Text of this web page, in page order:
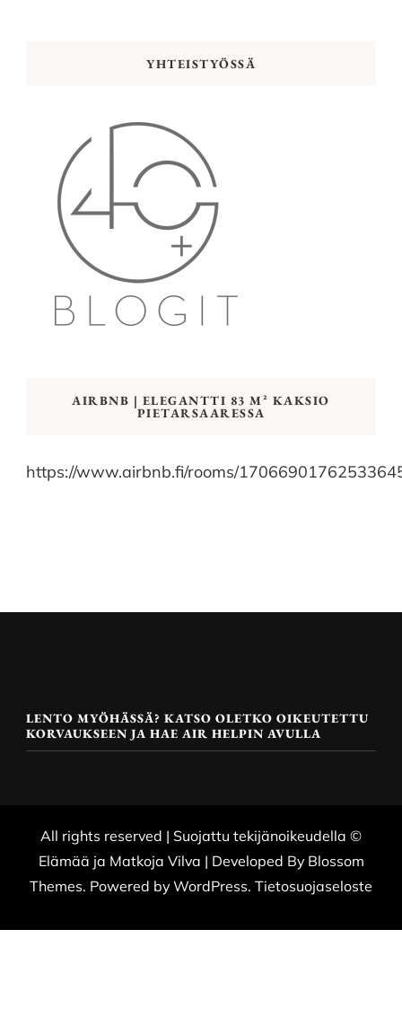
YHTEISTYÖSSÄ
AIRBNB | ELEGANTTI 83 M² KAKSIO
PIETARSAARESSA
https://www.airbnb.fi/rooms/
LENTO MYÖHÄSSÄ? KATSO OLETKO OIKEUTETTU
KORVAUKSEEN JA HAE AIR HELPIN AVULLA
All rights reserved | Suojattu tekijänoikeudella ©
Elämää ja Matkoja Vilva | Developed By Blossom
Themes. Powered byWordPress. Tietosuojaseloste